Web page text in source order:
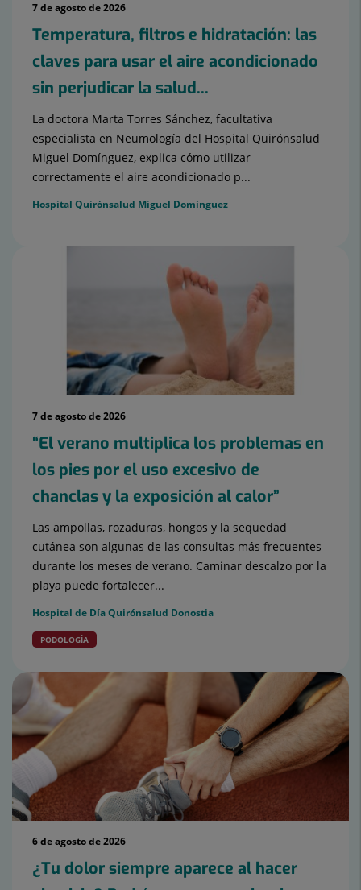
7 de agosto de 2026
Temperatura, filtros e hidratación: las
claves para usar el aire acondicionado
sin perjudicar la salud...
La doctora Marta Torres Sánchez, facultativa
especialista en Neumología del Hospital Quirónsalud
Miguel Domínguez, explica cómo utilizar
correctamente el aire acondicionado p...
Hospital Quirónsalud Miguel Domínguez
7 de agosto de 2026
“El verano multiplica los problemas en
los pies por el uso excesivo de
chanclas y la exposición al calor”
Las ampollas, rozaduras, hongos y la sequedad
cutánea son algunas de las consultas más frecuentes
durante los meses de verano. Caminar descalzo por la
playa puede fortalecer...
Hospital de Día Quirónsalud Donostia
PODOLOGÍA
6 de agosto de 2026
¿Tu dolor siempre aparece al hacer